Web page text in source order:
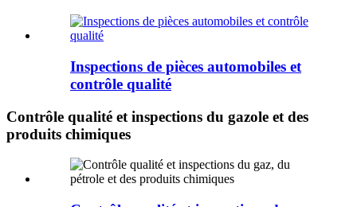
Inspections de pièces automobiles et
contrôle qualité
Contrôle qualité et inspections du gazole et des
produits chimiques